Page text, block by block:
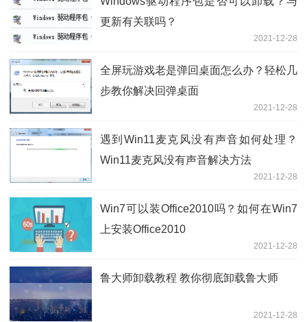
更新有关联吗？
2021-12-28
全屏玩游戏老是弹回桌面怎么办？轻松几
步教你解决回弹桌面
2021-12-28
遇到Win11麦克风没有声音如何处理？
Win11麦克风没有声音解决方法
2021-12-28
Win7可以装Office2010吗？如何在Win7
上安装Office2010
2021-12-28
鲁大师卸载教程 教你彻底卸载鲁大师
2021-12-28